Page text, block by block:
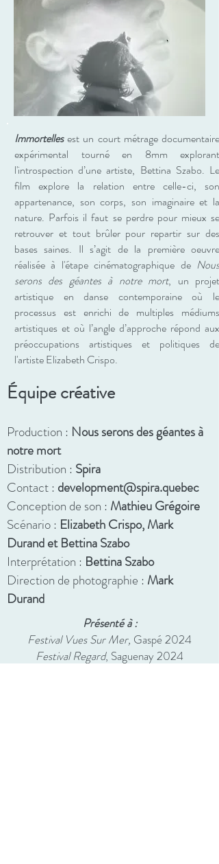
Immortellesest un court métrage documentaire
expérimental tourné en 8mm explorant
l'introspection d’une artiste, Bettina Szabo. Le
film explore la relation entre celle-ci, son
appartenance, son corps, son imaginaire et la
nature. Parfois il faut se perdre pour mieux se
retrouver et tout brûler pour repartir sur des
bases saines. Il s’agit de la première oeuvre
réalisée à l'étape cinématographique de Nous
serons des géantes à notre mort, un projet
artistique en danse contemporaine où le
processus est enrichi de multiples médiums
artistiques et où l’angle d’approche répond aux
préoccupations artistiques et politiques de
l'artiste Elizabeth Crispo.
Équipe créative
Production : Nous serons des géantes à
notre mort
Distribution : Spira
Contact : development@spira.quebec
Conception de son : Mathieu Grégoire
Scénario : Elizabeth Crispo, Mark
Durand et Bettina Szabo
Interprétation : Bettina Szabo
Direction de photographie : Mark
Durand
Présenté à:
Festival Vues Sur Mer, Gaspé 2024
Festival Regard, Saguenay 2024